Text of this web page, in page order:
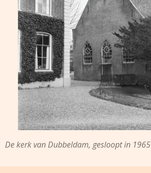
De kerk van Dubbeldam, gesloopt in 1965